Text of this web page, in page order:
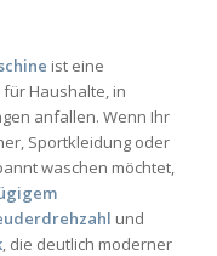
ist eine
Haushalte, in
anfallen. Wenn Ihr
Sportkleidung oder
waschen möchtet,
und
, die deutlich moderner